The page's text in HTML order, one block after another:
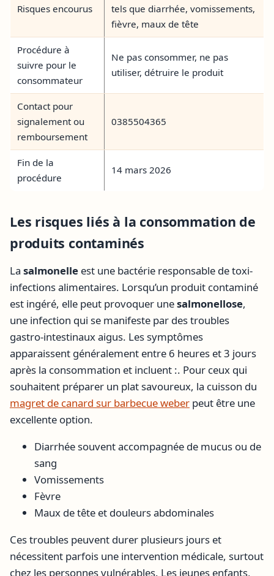
Risques encourus
tels que diarrhée, vomissements,
fièvre, maux de tête
Procédure à
suivre pour le
consommateur
Ne pas consommer, ne pas
utiliser, détruire le produit
Contact pour
signalement ou
remboursement
0385504365
Fin de la
procédure
14 mars 2026
Les risques liés à la consommation de
produits contaminés
La salmonelle est une bactérie responsable de toxi-
infections alimentaires. Lorsqu’un produit contaminé
est ingéré, elle peut provoquer unesalmonellose,
une infection qui se manifeste par des troubles
gastro-intestinaux aigus. Les symptômes
apparaissent généralement entre 6 heures et 3 jours
après la consommation et incluent :. Pour ceux qui
souhaitent préparer un plat savoureux, la cuisson du
magret de canard sur barbecue weber peut être une
excellente option.
Diarrhée souvent accompagnée de mucus ou de
sang
Vomissements
Fèvre
Maux de tête et douleurs abdominales
Ces troubles peuvent durer plusieurs jours et
nécessitent parfois une intervention médicale, surtout
chez les personnes vulnérables. Les jeunes enfants,